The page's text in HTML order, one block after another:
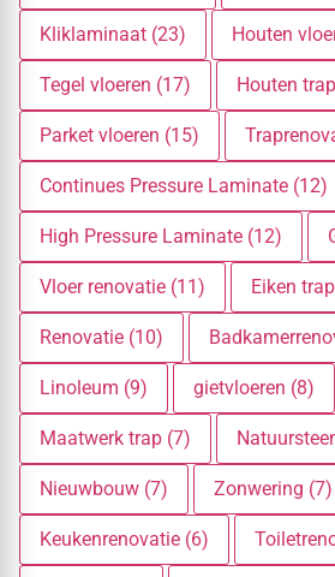
Kliklaminaat (23) Houten
Tegel vloeren (17) Houten
Parket vloeren (15)
Continues Pressure Laminate (12)
High Pressure Laminate (12)
Vloer renovatie (11) Eiken
Renovatie (10)
Linoleum (9) gietvloeren (8)
Maatwerk trap (7)
Nieuwbouw (7) Zonwering (7)
Keukenrenovatie (6)